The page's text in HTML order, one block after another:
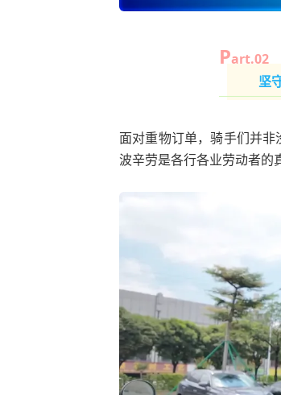
Part.02
坚
面对重物订单，骑手们并
波辛劳是各行各业劳动者的